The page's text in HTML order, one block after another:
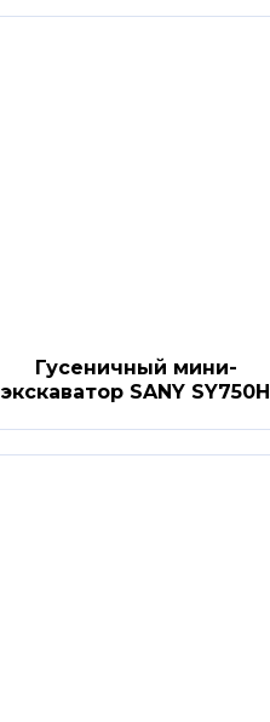
Гусеничный мини-
экскаватор SANY SY750H